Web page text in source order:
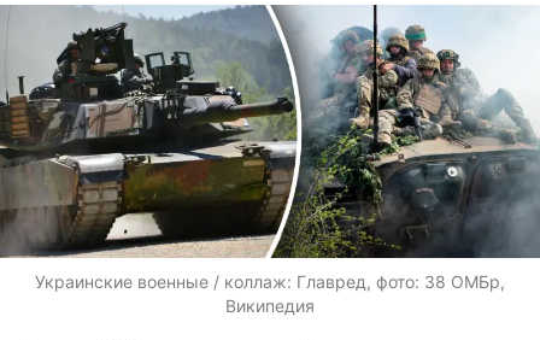
Украинские военные / коллаж: Главред, фото: 38 ОМБр,
Википедия